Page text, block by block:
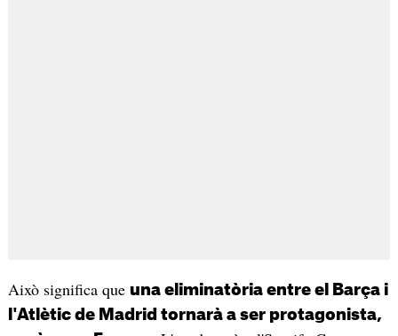
Això significa que una eliminatòria entre el Barça i
l'Atlètic de Madrid tornarà a ser protagonista,